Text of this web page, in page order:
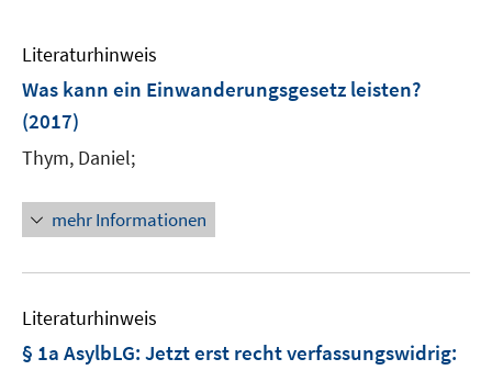
Literaturhinweis
Was kann ein Einwanderungsgesetz leisten?
(2017)
Thym, Daniel;
mehr Informationen
Literaturhinweis
§ 1a AsylbLG: Jetzt erst recht verfassungswidrig: